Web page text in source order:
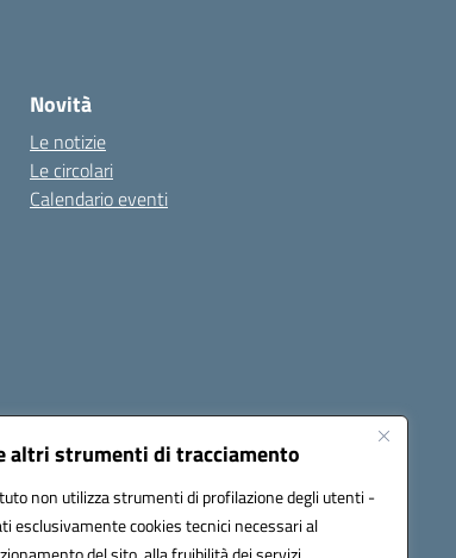
altri strumenti di tracciamento
non utilizza strumenti di profilazione degli utenti -
esclusivamente cookies tecnici necessari al
Novità
Le notizie
Le circolari
Calendario eventi